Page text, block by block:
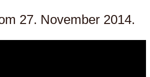
27. November 2014.